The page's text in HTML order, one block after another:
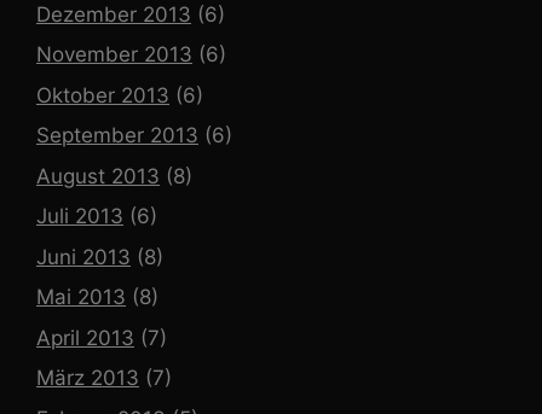
Dezember 2013 (6)
November 2013 (6)
Oktober 2013 (6)
September 2013 (6)
August 2013 (8)
Juli 2013 (6)
Juni 2013 (8)
Mai 2013 (8)
April 2013 (7)
März 2013 (7)